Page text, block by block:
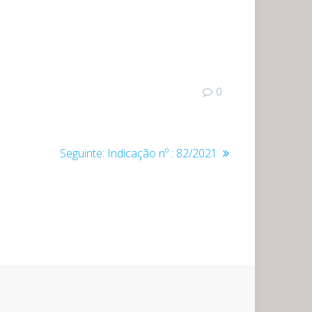
0
Seguinte: Post
Indicação nº : 82/2021